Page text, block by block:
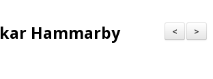
>
<
Hammarby